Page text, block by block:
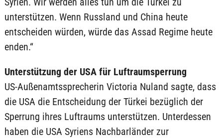
unterstützen. Wenn Russland und China heute
entscheiden würden, würde das Assad Regime heute
enden.“
Unterstützung der USA für Luftraumsperrung
US-Außenamtssprecherin Victoria Nuland sagte, dass
die USA die Entscheidung der Türkei bezüglich der
Sperrung ihres Luftraums unterstützen. Unterdessen
haben die USA Syriens Nachbarländer zur